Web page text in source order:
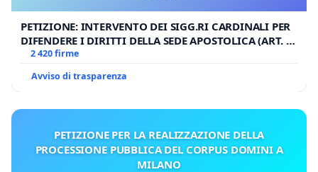
PETIZIONE: INTERVENTO DEI SIGG.RI CARDINALI PER
DIFENDERE I DIRITTI DELLA SEDE APOSTOLICA (ART. 3
UDG)
2 420 firme
Avviso di trasparenza
PETIZIONE PER LA REALIZZAZIONE DELLA
PROCESSIONE PUBBLICA DEL CORPUS DOMINI A
MILANO